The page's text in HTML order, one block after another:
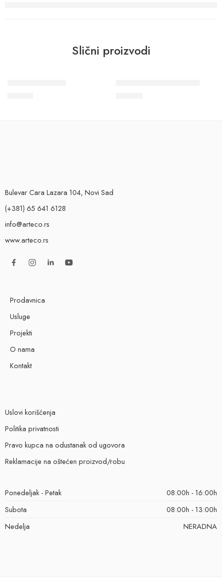
Slični proizvodi
Bulevar Cara Lazara 104, Novi Sad
(+381) 65 641 6128
info@arteco.rs
www.arteco.rs
Prodavnica
Usluge
Projekti
O nama
Kontakt
Uslovi korišćenja
Politika privatnosti
Pravo kupca na odustanak od ugovora
Reklamacije na oštećen proizvod/robu
Ponedeljak - Petak
08:00h - 16:00h
Subota
08:00h - 13:00h
Nedelja
NERADNA